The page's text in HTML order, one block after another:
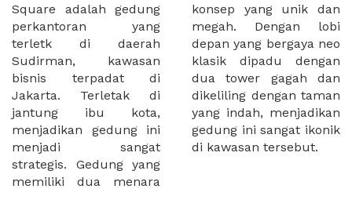
Square adalah gedung
perkantoran yang
terletk di daerah
Sudirman, kawasan
bisnis terpadat di
Jakarta. Terletak di
jantung ibu kota,
menjadikan gedung ini
menjadi sangat
strategis. Gedung yang
memiliki dua menara
konsep yang unik dan
megah. Dengan lobi
depan yang bergaya neo
klasik dipadu dengan
dua tower gagah dan
dikeliling dengan taman
yang indah, menjadikan
gedung ini sangat ikonik
di kawasan tersebut.